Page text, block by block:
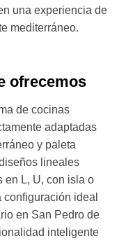
una experiencia de
mediterráneo.
ofrecemos
de cocinas
adaptadas
y paleta
lineales
en L, U, con isla o
ideal
en San Pedro de
inteligente